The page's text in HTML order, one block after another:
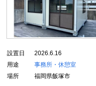
設置日
2026.6.16
用途
事務所・休憩室
場所
福岡県飯塚市